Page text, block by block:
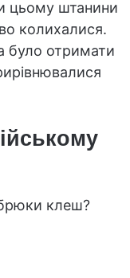
цьому штанини
колихалися.
було отримати